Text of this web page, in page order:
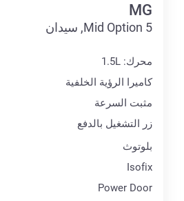
MG
5 Mid Option, سيدان
محرك: 1.5L
كاميرا الرؤية الخلفية
مثبت السرعة
زر التشغيل بالدفع
بلوتوث
Isofix
Power Door